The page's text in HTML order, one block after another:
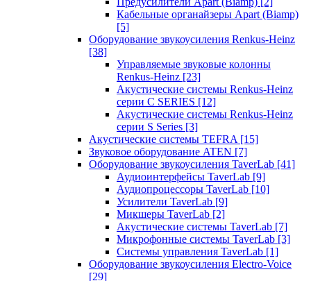
Кабельные органайзеры Apart (Biamp)
[5]
Оборудование звукоусиления Renkus-Heinz
[38]
Управляемые звуковые колонны
Renkus-Heinz [23]
Акустические системы Renkus-Heinz
серии C SERIES [12]
Акустические системы Renkus-Heinz
серии S Series [3]
Акустические системы TEFRA [15]
Звуковое оборудование ATEN [7]
Оборудование звукоусиления TaverLab [41]
Аудиоинтерфейсы TaverLab [9]
Аудиопроцессоры TaverLab [10]
Усилители TaverLab [9]
Микшеры TaverLab [2]
Акустические системы TaverLab [7]
Микрофонные системы TaverLab [3]
Системы управления TaverLab [1]
Оборудование звукоусиления Electro-Voice
[29]